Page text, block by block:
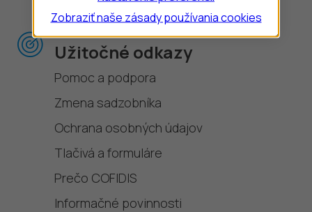
Užitočné odkazy
Pomoc a podpora
Zmena sadzobníka
Ochrana osobných údajov
Tlačivá a formuláre
Prečo COFIDIS
Informačné povinnosti
Zobraziť naše zásady používania cookies